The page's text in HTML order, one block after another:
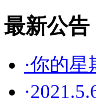
最新公告
·你的